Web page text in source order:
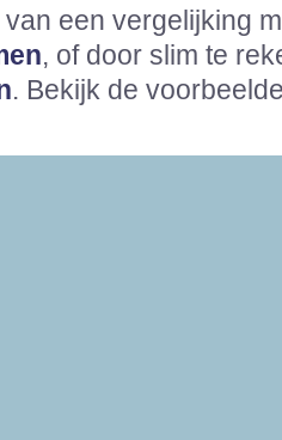
een vergelijking
, of door slim te
. Bekijk de